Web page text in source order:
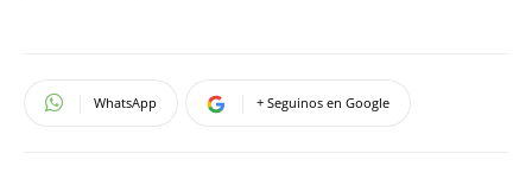
WhatsApp + Seguinos en Google